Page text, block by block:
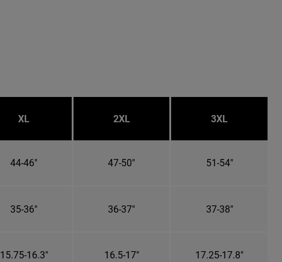
XL 2XL 3XL
44-46" 47-50" 51-54"
35-36" 36-37" 37-38"
15.75-16.3" 16.5-17" 17.25-17.8"